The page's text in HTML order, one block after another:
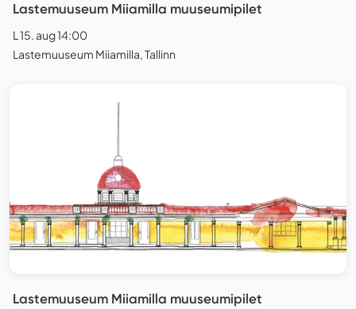
Lastemuuseum Miiamilla muuseumipilet
L 15. aug 14:00
Lastemuuseum Miiamilla, Tallinn
Lastemuuseum Miiamilla muuseumipilet